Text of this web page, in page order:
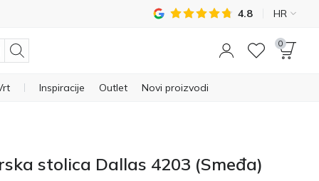
4.8 HR
0
Inspiracije Outlet Novi proizvodi
stolica Dallas 4203 (Smeđa)